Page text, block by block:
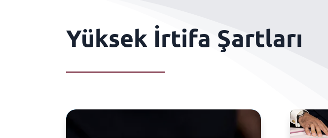
Yüksek İrtifa Şartları